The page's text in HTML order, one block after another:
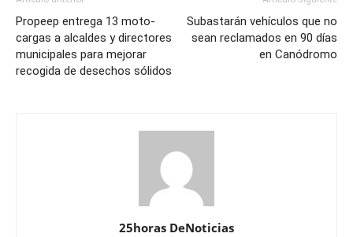
Propeep entrega 13 moto-
cargas a alcaldes y directores
municipales para mejorar
recogida de desechos sólidos
Subastarán vehículos que no
sean reclamados en 90 días
en Canódromo
25horas DeNoticias